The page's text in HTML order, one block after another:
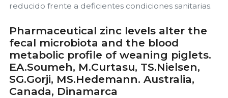
reducido frente a deficientes condiciones sanitarias.
Pharmaceutical zinc levels alter the
fecal microbiota and the blood
metabolic profile of weaning piglets.
EA.Soumeh, M.Curtasu, TS.Nielsen,
SG.Gorji, MS.Hedemann. Australia,
Canada, Dinamarca